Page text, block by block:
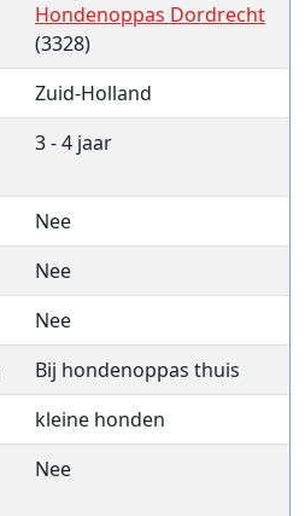
Hondenoppas Dordrecht
(3328)
Zuid-Holland
3 - 4 jaar
Nee
Nee
Nee
Bij hondenoppas thuis
kleine honden
Nee